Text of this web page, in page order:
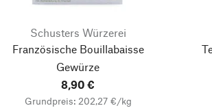
Schusters Würzerei
Französische Bouillabaisse
Gewürze
8,90 €
Grundpreis: 202,27 €/kg